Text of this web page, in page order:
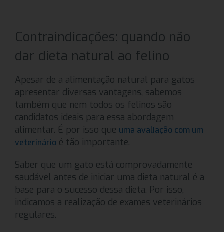
Contraindicações: quando não
dar dieta natural ao felino
Apesar de a alimentação natural para gatos
apresentar diversas vantagens, sabemos
também que nem todos os felinos são
candidatos ideais para essa abordagem
alimentar. É por isso que uma avaliação com um
veterinário é tão importante.
Saber que um gato está comprovadamente
saudável antes de iniciar uma dieta natural é a
base para o sucesso dessa dieta. Por isso,
indicamos a realização de exames veterinários
regulares.